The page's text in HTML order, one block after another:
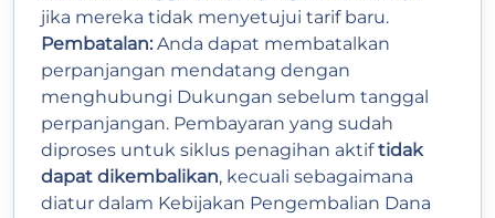
jika mereka tidak menyetujui tarif baru.
Pembatalan: Anda dapat membatalkan
perpanjangan mendatang dengan
menghubungi Dukungan sebelum tanggal
perpanjangan. Pembayaran yang sudah
diproses untuk siklus penagihan aktiftidak
dapat dikembalikan, kecuali sebagaimana
diatur dalam Kebijakan Pengembalian Dana